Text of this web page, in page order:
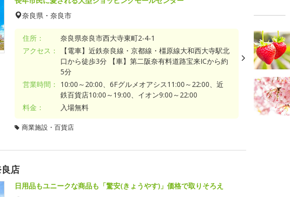
奈良県・奈良市
住所：
奈良県奈良市西大寺東町2-4-1
アクセス：
【電車】近鉄奈良線・京都線・橿原線大和西大寺駅北
口から徒歩3分 【車】第二阪奈有料道路宝来ICから約
5分
営業時間：
10:00～20:00、6Fグルメオアシス11:00～22:00、近
鉄百貨店10:00～19:00、イオン9:00～22:00
料金：
入場無料
商業施設・百貨店
店
日用品もユニークな商品も「驚安(きょうやす)」価格で取りそろえ